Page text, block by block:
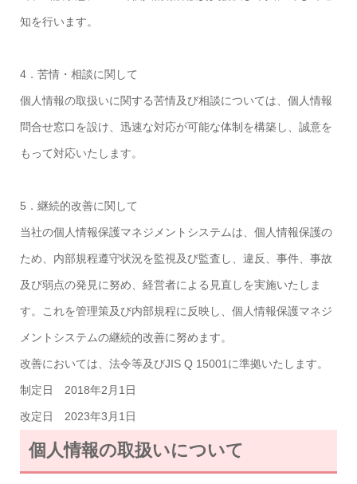
知を行います。
4．苦情・相談に関して
個人情報の取扱いに関する苦情及び相談については、個人情報
問合せ窓口を設け、迅速な対応が可能な体制を構築し、誠意を
もって対応いたします。
5．継続的改善に関して
当社の個人情報保護マネジメントシステムは、個人情報保護の
ため、内部規程遵守状況を監視及び監査し、違反、事件、事故
及び弱点の発見に努め、経営者による見直しを実施いたしま
す。これを管理策及び内部規程に反映し、個人情報保護マネジ
メントシステムの継続的改善に努めます。
改善においては、法令等及びJIS Q 15001に準拠いたします。
制定日 2018年2月1日
改定日 2023年3月1日
個人情報の取扱いについて